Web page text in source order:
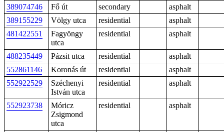
389074746 Fő út secondary
asphalt
389155229
Völgy utca residential
asphalt
481422551
Fagyöngy
utca
residential asphalt
488235449 Pázsit utca residential
asphalt
552861146
Koronás út residential
asphalt
552922529
Széchenyi
István utca
residential asphalt
552923738
Móricz
Zsigmond
utca
residential asphalt